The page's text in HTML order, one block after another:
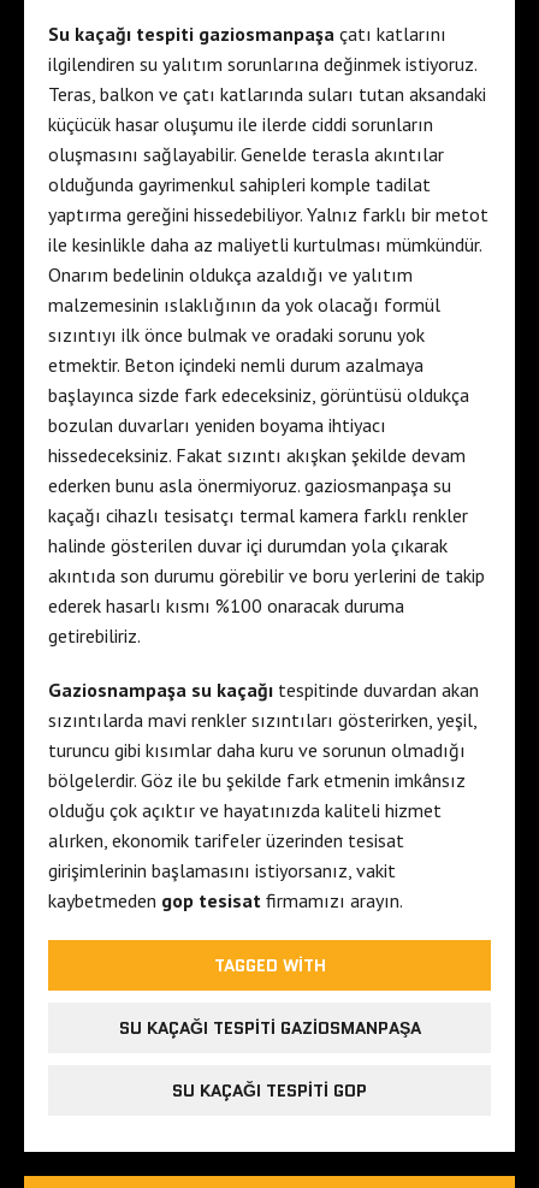
Su kaçağı tespiti gaziosmanpaşa çatı katlarını
ilgilendiren su yalıtım sorunlarına değinmek istiyoruz.
Teras, balkon ve çatı katlarında suları tutan aksandaki
küçücük hasar oluşumu ile ilerde ciddi sorunların
oluşmasını sağlayabilir. Genelde terasla akıntılar
olduğunda gayrimenkul sahipleri komple tadilat
yaptırma gereğini hissedebiliyor. Yalnız farklı bir metot
ile kesinlikle daha az maliyetli kurtulması mümkündür.
Onarım bedelinin oldukça azaldığı ve yalıtım
malzemesinin ıslaklığının da yok olacağı formül
sızıntıyı ilk önce bulmak ve oradaki sorunu yok
etmektir. Beton içindeki nemli durum azalmaya
başlayınca sizde fark edeceksiniz, görüntüsü oldukça
bozulan duvarları yeniden boyama ihtiyacı
hissedeceksiniz. Fakat sızıntı akışkan şekilde devam
ederken bunu asla önermiyoruz. gaziosmanpaşa su
kaçağı cihazlı tesisatçı termal kamera farklı renkler
halinde gösterilen duvar içi durumdan yola çıkarak
akıntıda son durumu görebilir ve boru yerlerini de takip
ederek hasarlı kısmı %100 onaracak duruma
getirebiliriz.
Gaziosnampaşa su kaçağı tespitinde duvardan akan
sızıntılarda mavi renkler sızıntıları gösterirken, yeşil,
turuncu gibi kısımlar daha kuru ve sorunun olmadığı
bölgelerdir. Göz ile bu şekilde fark etmenin imkânsız
olduğu çok açıktır ve hayatınızda kaliteli hizmet
alırken, ekonomik tarifeler üzerinden tesisat
girişimlerinin başlamasını istiyorsanız, vakit
kaybetmeden gop tesisat firmamızı arayın.
TAGGED WITH
SU KAÇAĞI TESPITI GAZIOSMANPAŞA
SU KAÇAĞI TESPITI GOP